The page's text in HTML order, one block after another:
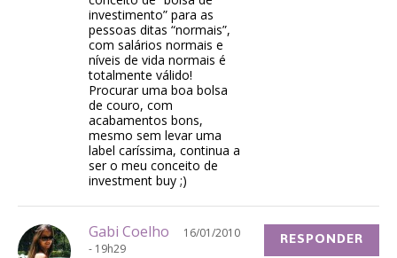
investimento” para as
pessoas ditas “normais”,
com salários normais e
níveis de vida normais é
totalmente válido!
Procurar uma boa bolsa
de couro, com
acabamentos bons,
mesmo sem levar uma
label caríssima, continua a
ser o meu conceito de
investment buy ;)
Gabi Coelho
16/01/2010
- 19h29
RESPONDER